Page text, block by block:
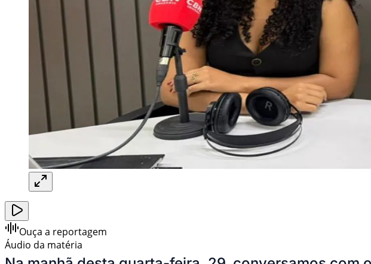
Ouça a reportagem
Áudio da matéria